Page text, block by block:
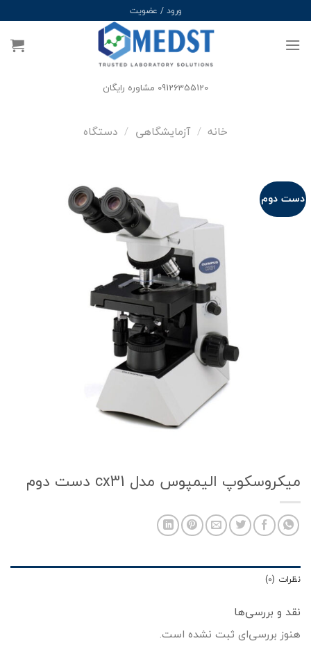
to
content
ورود / عضویت
09126355120 مشاوره رایگان
خانه / آزمایشگاهی / دستگاه
دست دوم
میکروسکوپ الیمپوس مدل cx31 دست دوم
نظرات (0)
نقد و بررسی‌ها
هنوز بررسی‌ای ثبت نشده است.